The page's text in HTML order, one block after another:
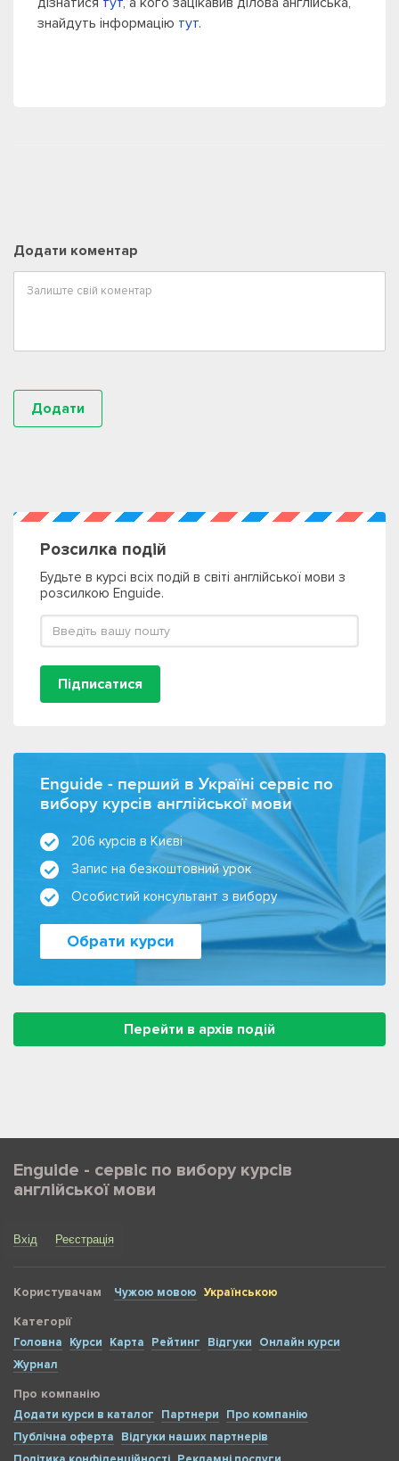
знайдуть інформацію тут.
Додати коментар
Розсилка подій
Будьте в курсі всіх подій в світі англійської мови з
розсилкою Enguide.
Підписатися
Enguide - перший в Україні сервіс по
вибору курсів англійської мови
206 курсів в Києві
Запис на безкоштовний урок
Особистий консультант з вибору
Обрати курси
Перейти в архів подій
Enguide - сервіс по вибору курсів
англійської мови
Вхід Реєстрація
Користувачам Чужою мовою Українською
Категорії
Головна Курси Карта Рейтинг Відгуки
Онлайн курси
Журнал
Про компанію
Додати курси в каталог Партнери
Про компанію
Публічна оферта
Відгуки наших партнерів